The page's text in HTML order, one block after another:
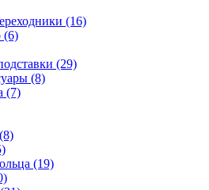
(16)
(6)
(29)
(8)
(7)
(19)